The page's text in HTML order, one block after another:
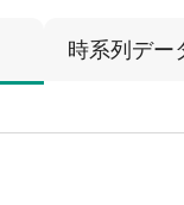
時系列デー